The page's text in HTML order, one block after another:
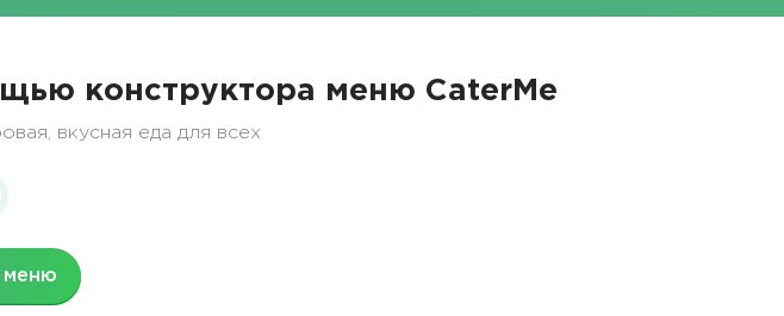
конструктора меню CaterMe
вкусная еда для всех
меню